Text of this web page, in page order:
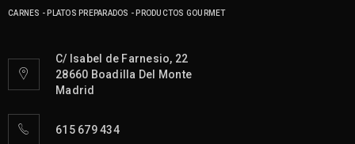
CARNES - PLATOS PREPARADOS - PRODUCTOS GOURMET
C/ Isabel de Farnesio, 22
28660 Boadilla Del Monte
Madrid
615 679 434